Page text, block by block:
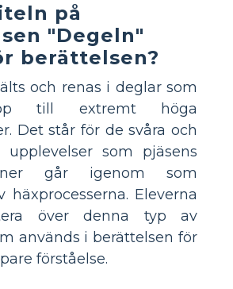
på
"Degeln"
berättelsen?
och renas i deglar som
till extremt höga
Det står för de svåra och
upplevelser som pjäsens
går igenom som
häxprocesserna. Eleverna
över denna typ av
används i berättelsen för
förståelse.